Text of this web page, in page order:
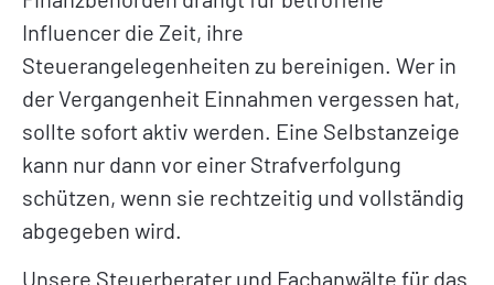
Influencer die Zeit, ihre
Steuerangelegenheiten zu bereinigen. Wer in
der Vergangenheit Einnahmen vergessen hat,
sollte sofort aktiv werden. Eine Selbstanzeige
kann nur dann vor einer Strafverfolgung
schützen, wenn sie rechtzeitig und vollständig
abgegeben wird.
Unsere Steuerberater und Fachanwälte für das